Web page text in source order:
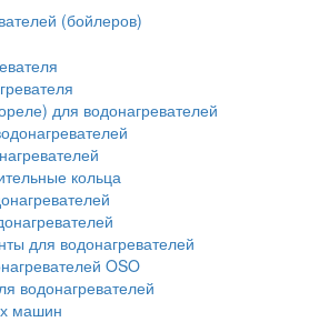
(бойлеров)
для водонагревателей
кольца
для водонагревателей
OSO
водонагревателей
машин